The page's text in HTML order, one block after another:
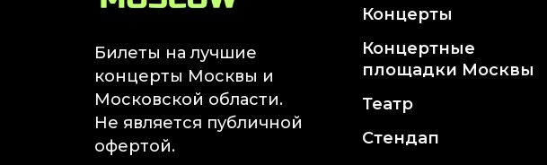
Декабрь 2026
Январь 2027
Экскурсии
Сентябрь 2026
Билеты на лучшие
концерты Москвы и
Московской области.
Не является публичной
офертой.
Концерты
Концертные
площадки Москвы
Театр
Стендап